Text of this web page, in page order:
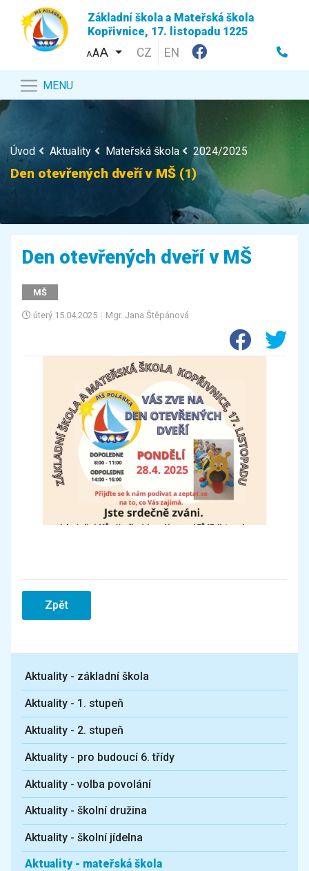
Základní škola a Mateřská škola
Kopřivnice, 17. listopadu 1225
AA CZ EN
MENU
Úvod Aktuality Mateřská škola 2024/2025
Den otevřených dveří v MŠ (1)
Aktuality - základní škola
Aktuality - 1. stupeň
Aktuality - 2. stupeň
Aktuality - pro budoucí 6. třídy
Aktuality - volba povolání
Aktuality - školní družina
Aktuality - školní jídelna
Aktuality - mateřská škola
Den otevřených dveří v MŠ
MŠ
úterý 15.04.2025 | Mgr. Jana Štěpánová
Zpět